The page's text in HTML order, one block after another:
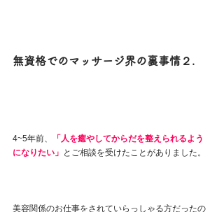
無資格でのマッサージ界の裏事情２.
4~5年前、
「人を癒やしてからだを整えられるよう
になりたい」 とご相談を受けたことがありました。
美容関係のお仕事をされていらっしゃる方だったの